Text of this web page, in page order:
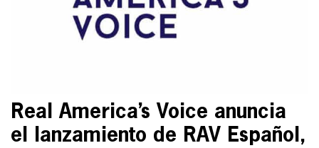
Real America’s Voice anuncia
el lanzamiento de RAV Español,